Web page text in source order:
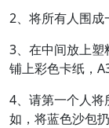
2、将所有人围
3、在中间放上
铺上彩色卡纸，
4、请第一个人将
如，将蓝色沙包